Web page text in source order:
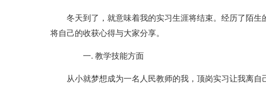
冬天到了，就意味着我的实习生涯将结束。经历了陌
将自己的收获心得与大家分享。
一. 教学技能方面
从小就梦想成为一名人民教师的我，顶岗实习让我离